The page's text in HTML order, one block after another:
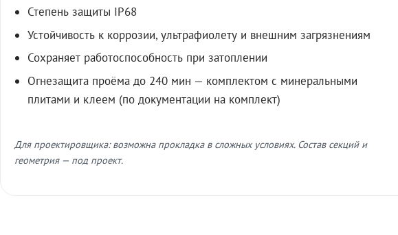
Степень защиты IP68
Устойчивость к коррозии, ультрафиолету и внешним загрязнениям
Сохраняет работоспособность при затоплении
Огнезащита проёма до 240 мин — комплектом с минеральными
плитами и клеем (по документации на комплект)
Для проектировщика: возможна прокладка в сложных условиях. Состав секций и
геометрия — под проект.